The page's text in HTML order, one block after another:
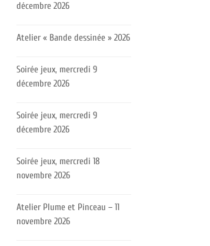
décembre 2026
Atelier « Bande dessinée » 2026
Soirée jeux, mercredi 9
décembre 2026
Soirée jeux, mercredi 9
décembre 2026
Soirée jeux, mercredi 18
novembre 2026
Atelier Plume et Pinceau – 11
novembre 2026